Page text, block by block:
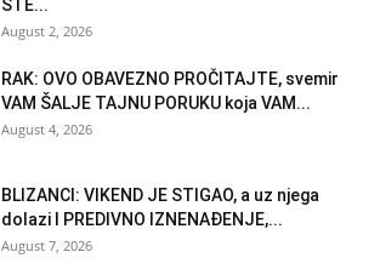
STE...
August 2, 2026
RAK: OVO OBAVEZNO PROČITAJTE, svemir
VAM ŠALJE TAJNU PORUKU koja VAM...
August 4, 2026
BLIZANCI: VIKEND JE STIGAO, a uz njega
dolazi I PREDIVNO IZNENAĐENJE,...
August 7, 2026